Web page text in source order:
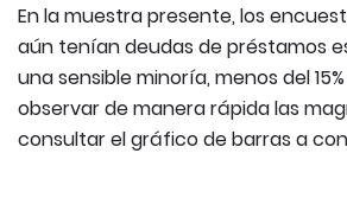
En la muestra presente, los
aún tenían deudas de préstamos
una sensible minoría, menos del
observar de manera rápida las
consultar el gráfico de barras a